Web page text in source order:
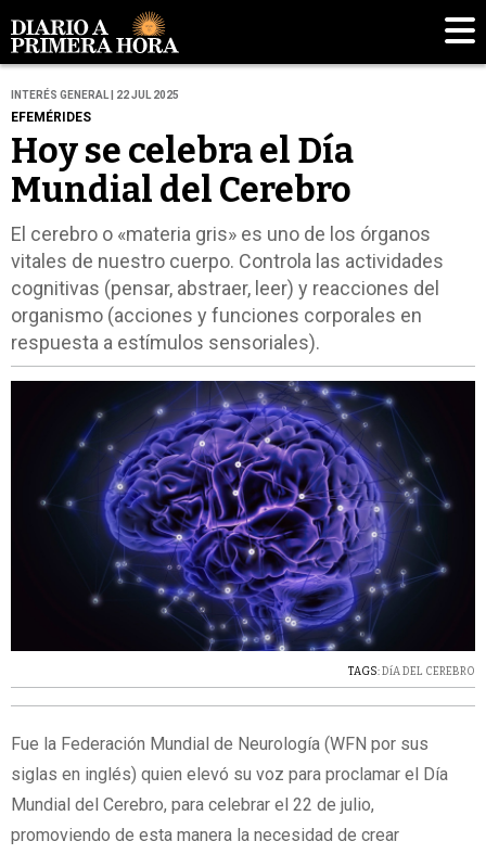
INTERÉS GENERAL | 22 JUL 2025
EFEMÉRIDES
Hoy se celebra el Día
Mundial del Cerebro
El cerebro o «materia gris» es uno de los órganos
vitales de nuestro cuerpo. Controla las actividades
cognitivas (pensar, abstraer, leer) y reacciones del
organismo (acciones y funciones corporales en
respuesta a estímulos sensoriales).
TAGS:DíA DEL CEREBRO
Fue la Federación Mundial de Neurología (WFN por sus
siglas en inglés) quien elevó su voz para proclamar el Día
Mundial del Cerebro, para celebrar el 22 de julio,
promoviendo de esta manera la necesidad de crear